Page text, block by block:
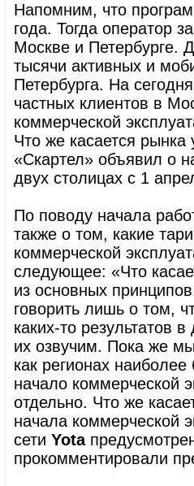
Напомним, что
года. Тогда оператор
Москве и Петербурге.
тысячи активных и
Петербурга. На
частных клиентов в
коммерческой
Что же касается рынка
«Скартел» объявил о
двух столицах с 1
По поводу начала
также о том, какие
коммерческой
следующее: «Что
из основных
говорить лишь о том,
каких-то результатов
их озвучим. Пока же
как регионах
начало коммерческой
отдельно. Что же
начала коммерческой
сети Yota
прокомментировали